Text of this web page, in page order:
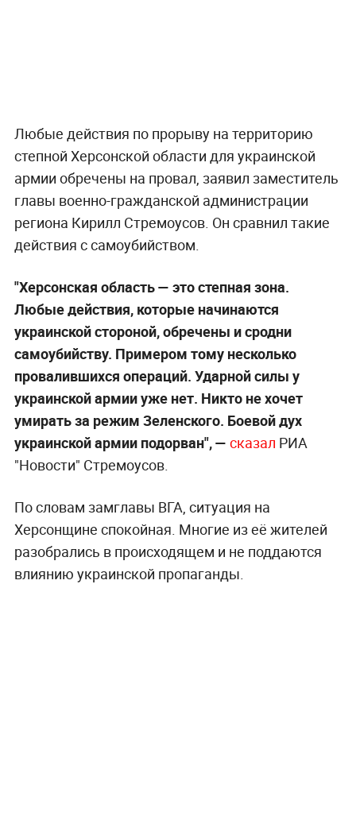
Любые действия по прорыву на территорию
степной Херсонской области для украинской
армии обречены на провал, заявил заместитель
главы военно-гражданской администрации
региона Кирилл Стремоусов. Он сравнил такие
действия с самоубийством.
"Херсонская область — это степная зона.
Любые действия, которые начинаются
украинской стороной, обречены и сродни
самоубийству. Примером тому несколько
провалившихся операций. Ударной силы у
украинской армии уже нет. Никто не хочет
умирать за режим Зеленского. Боевой дух
украинской армии подорван", — сказал РИА
"Новости" Стремоусов.
По словам замглавы ВГА, ситуация на
Херсонщине спокойная. Многие из её жителей
разобрались в происходящем и не поддаются
влиянию украинской пропаганды.